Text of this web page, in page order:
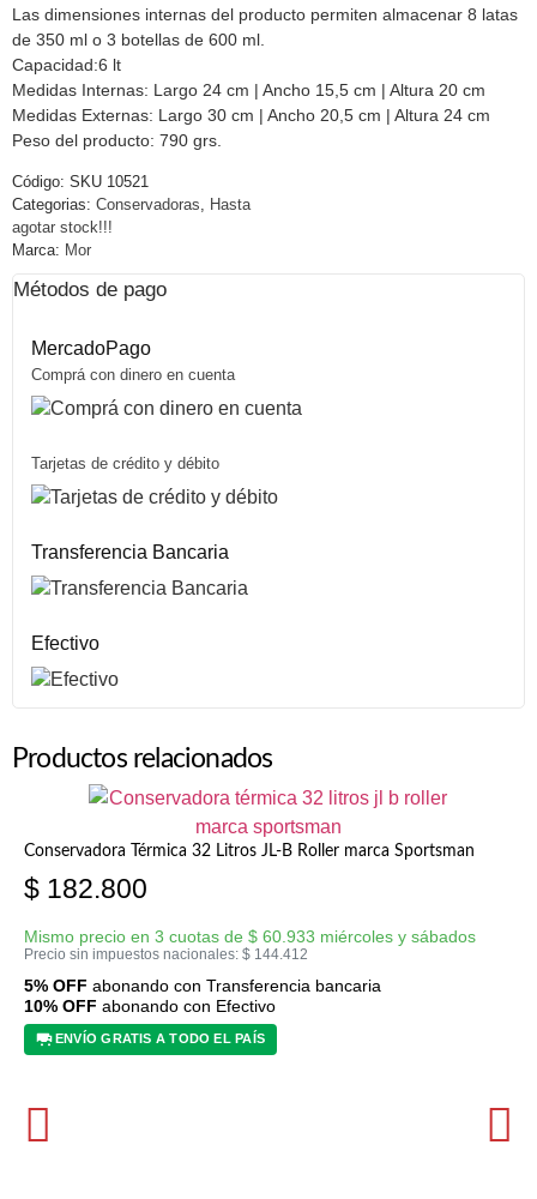
Las dimensiones internas del producto permiten almacenar 8 latas
de 350 ml o 3 botellas de 600 ml.
Capacidad:6 lt
Medidas Internas: Largo 24 cm | Ancho 15,5 cm | Altura 20 cm
Medidas Externas: Largo 30 cm | Ancho 20,5 cm | Altura 24 cm
Peso del producto: 790 grs.
Código: SKU 10521
Categorias: Conservadoras
Hasta
agotar stock!!!
Marca: Mor
Métodos de pago
MercadoPago
Comprá con dinero en cuenta
Tarjetas de crédito y débito
Transferencia Bancaria
Efectivo
Productos relacionados
Conservadora Térmica 32 Litros JL-B Roller marca Sportsman
$ 182.800
Mismo precio en 3 cuotas de $ 60.933 miércoles y sábados
Precio sin impuestos nacionales: $ 144.412
5% OFF abonando con Transferencia bancaria
10% OFF abonando con Efectivo
ENVÍO GRATIS A TODO EL PAÍS